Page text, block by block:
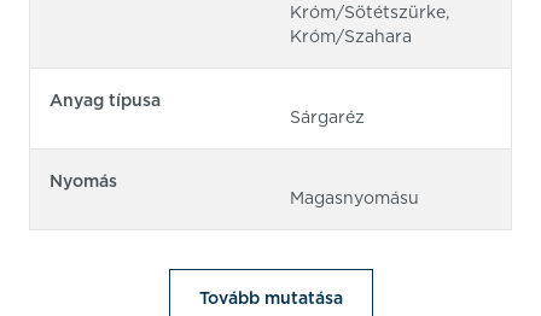
Króm/Sötétszürke,
Króm/Szahara
Anyag típusa
Sárgaréz
Nyomás
Magasnyomásu
Tovább mutatása